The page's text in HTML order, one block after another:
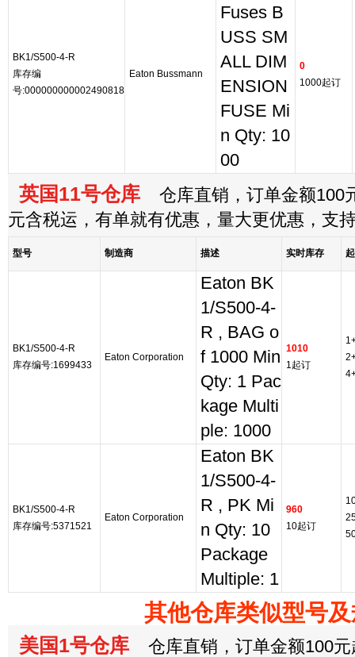
BK1/S500-4-R
库存编
号:000000000002490818
Eaton Bussmann
Fuses B
USS SM
ALL DIM
ENSION
FUSE Mi
n Qty: 10
00
0
1000起订
英国11号仓库 仓库直销，订单金额100
元含税运，有单就有优惠，量大更优惠，支
型号 制造商 描述 实时库存
BK1/S500-4-R
库存编号:1699433
Eaton Corporation
Eaton BK
1/S500-4-
R , BAG o
f 1000 Min
Qty: 1 Pac
kage Multi
ple: 1000
1010
1起订
BK1/S500-4-R
库存编号:5371521
Eaton Corporation
Eaton BK
1/S500-4-
R , PK Mi
n Qty: 10
Package
Multiple: 1
960
10起订
其他仓库类似型号
美国1号仓库 仓库直销，订单金额100元